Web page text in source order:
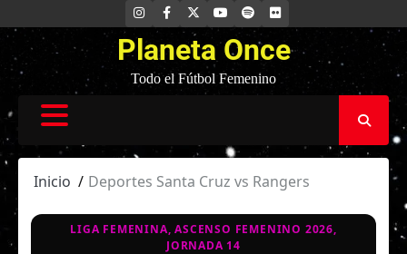
al
contenido
INSTAGRAM
FACEBOOK YOUTUBE
SPOTIFYFLICKR
Planeta Once
Todo el Fútbol Femenino
Inicio Deportes Santa Cruz vs Rangers
LIGA FEMENINA, ASCENSO FEMENINO 2026,
JORNADA 14